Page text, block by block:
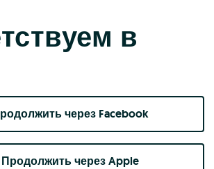
в
через Facebook
Продолжить через Apple